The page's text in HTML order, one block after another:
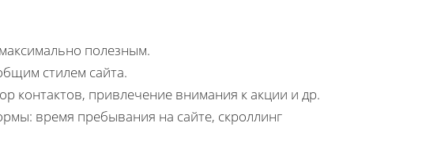
полезным.
стилем сайта.
контактов, привлечение внимания к акции и др.
время пребывания на сайте, скроллинг